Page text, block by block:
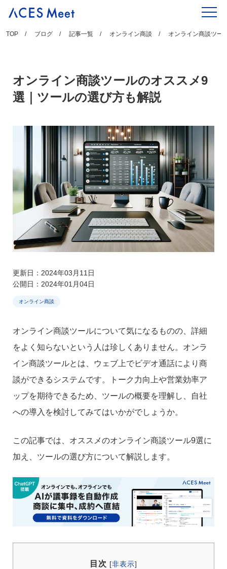
content
TOP ブログ 記事一覧 オンライン商談 オンライン商談ツー
オンライン商談ツールのオススメ9
選｜ツールの選び方も解説
更新日：2024年03月11日
公開日：2024年01月04日
オンライン商談
オンライン商談ツールについて気になるものの、詳細
をよく知らないという人は珍しくありません。オンラ
イン商談ツールとは、ウェブ上でビデオ通話により商
談ができるシステムです。トーク力向上や営業効率ア
ップを期待できるため、ツールの概要を理解し、自社
への導入を検討してみてはいかがでしょうか。
この記事では、オススメのオンライン商談ツール9選に
加え、ツールの選び方について解説します。
目次 [非表示]